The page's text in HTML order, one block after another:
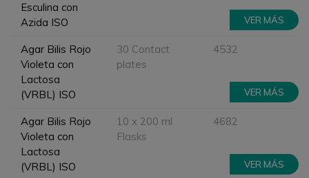
Esculina con
Azida ISO
VER MÁS
Agar Bilis Rojo
Violeta con
Lactosa
(VRBL) ISO
30 Contact
plates
4532
VER MÁS
Agar Bilis Rojo
Violeta con
Lactosa
(VRBL) ISO
10 x 200 ml
Flasks
4682
VER MÁS